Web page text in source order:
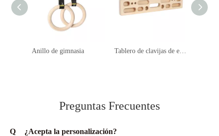
Anillo de gimnasia Tablero de clavijas de escalada
Preguntas Frecuentes
Q
¿Acepta la personalización?